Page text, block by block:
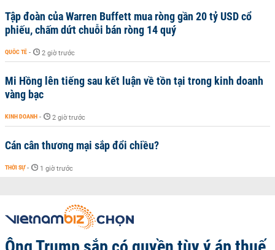
Tập đoàn của Warren Buffett mua ròng gần 20 tỷ USD cổ
phiếu, chấm dứt chuỗi bán ròng 14 quý
QUỐC TẾ - 2 giờ trước
Mi Hồng lên tiếng sau kết luận về tồn tại trong kinh doanh
vàng bạc
KINH DOANH - 2 giờ trước
Cán cân thương mại sắp đổi chiều?
THỜI SỰ - 1 giờ trước